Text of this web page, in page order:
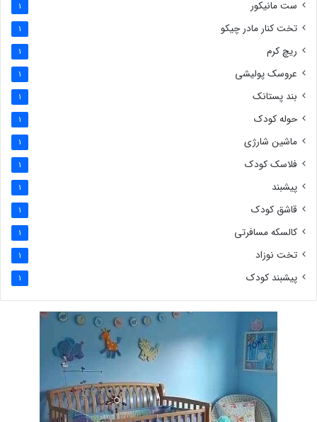
ست مانیکور 1
تخت کنار مادر چیکو 1
ریچ کرم 1
عروسک پولیشی 1
بند پستانک 1
حوله کودک 1
ماشین شارژی 1
فلاسک کودک 1
پیشبند 1
قاشق کودک 1
کالسکه مسافرتی 1
تخت نوزاد 1
پیشبند کودک 1